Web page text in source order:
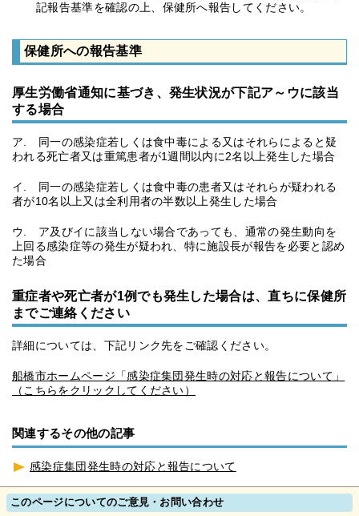
記報告基準を確認の上、保健所へ報告してください。
保健所への報告基準
厚生労働省通知に基づき、発生状況が下記ア～ウに該当
する場合
ア. 同一の感染症若しくは食中毒による又はそれらによると疑
われる死亡者又は重篤患者が1週間以内に2名以上発生した場合
イ. 同一の感染症若しくは食中毒の患者又はそれらが疑われる
者が10名以上又は全利用者の半数以上発生した場合
ウ. ア及びイに該当しない場合であっても、通常の発生動向を
上回る感染症等の発生が疑われ、特に施設長が報告を必要と認め
た場合
重症者や死亡者が1例でも発生した場合は、直ちに保健所
までご連絡ください
詳細については、下記リンク先をご確認ください。
船橋市ホームページ「感染症集団発生時の対応と報告について」
（こちらをクリックしてください）
関連するその他の記事
感染症集団発生時の対応と報告について
このページについてのご意見・お問い合わせ